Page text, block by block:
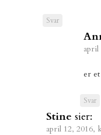
Svar
april
er
Svar
Stine sier:
april 12, 2016,